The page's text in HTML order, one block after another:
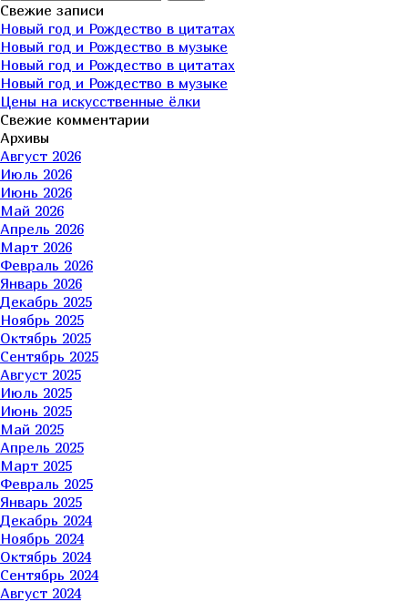
Свежие записи
Новый год и Рождество в цитатах
Новый год и Рождество в музыке
Новый год и Рождество в цитатах
Новый год и Рождество в музыке
Цены на искусственные ёлки
Свежие комментарии
Архивы
Август 2026
Июль 2026
Июнь 2026
Май 2026
Апрель 2026
Март 2026
Февраль 2026
Январь 2026
Декабрь 2025
Ноябрь 2025
Октябрь 2025
Сентябрь 2025
Август 2025
Июль 2025
Июнь 2025
Май 2025
Апрель 2025
Март 2025
Февраль 2025
Январь 2025
Декабрь 2024
Ноябрь 2024
Октябрь 2024
Сентябрь 2024
Август 2024